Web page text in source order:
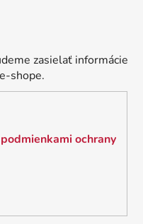
zasielať informácie
shope.
podmienkami ochrany